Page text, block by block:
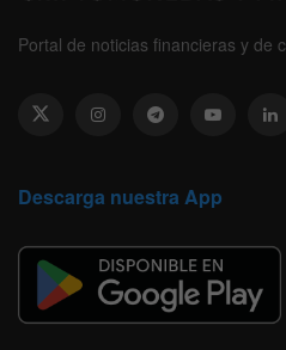
Portal de noticias financieras y de
Descarga nuestra App